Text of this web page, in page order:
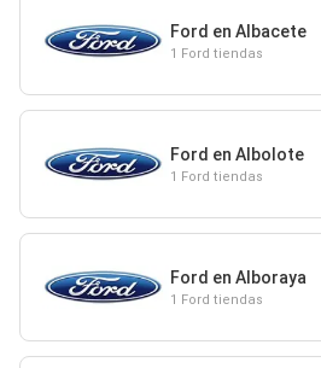
Ford en Albacete
1 Ford tiendas
Ford en Albolote
1 Ford tiendas
Ford en Alboraya
1 Ford tiendas